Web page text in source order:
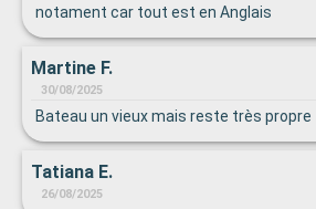
notament car tout est en Anglais
Martine F.
30/08/2025
Bateau un vieux mais reste très propre
Tatiana E.
26/08/2025